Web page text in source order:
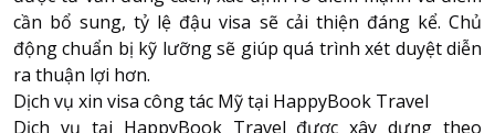
cần bổ sung, tỷ lệ đậu visa sẽ cải thiện đáng kể. Chủ
động chuẩn bị kỹ lưỡng sẽ giúp quá trình xét duyệt diễn
ra thuận lợi hơn.
Dịch vụ xin visa công tác Mỹ tại HappyBook Travel
Dịch vụ tại HappyBook Travel được xây dựng theo